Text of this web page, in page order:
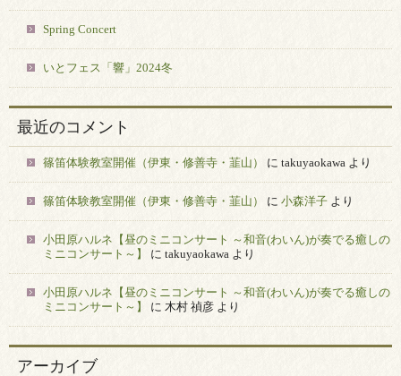
Spring Concert
いとフェス「響」2024冬
最近のコメント
篠笛体験教室開催（伊東・修善寺・韮山） に takuyaokawa より
篠笛体験教室開催（伊東・修善寺・韮山） に 小森洋子 より
小田原ハルネ【昼のミニコンサート ～和音(わいん)が奏でる癒しの
ミニコンサート～】
に takuyaokawa より
小田原ハルネ【昼のミニコンサート ～和音(わいん)が奏でる癒しの
ミニコンサート～】
に 木村 禎彦 より
アーカイブ